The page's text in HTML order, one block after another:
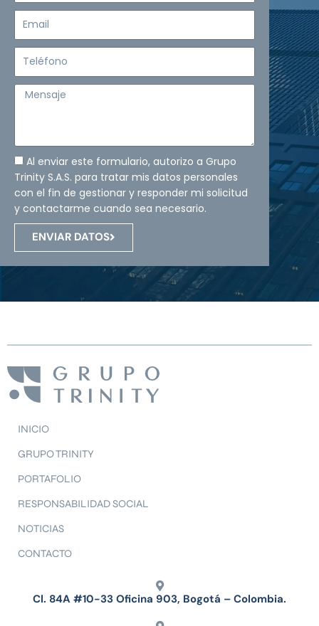
Mensaje
Al enviar este formulario, autorizo a Grupo
Trinity S.A.S. para tratar mis datos personales
con el fin de gestionar y responder mi solicitud
y contactarme cuando sea necesario.
ENVIAR DATOS
INICIO
GRUPO TRINITY
PORTAFOLIO
RESPONSABILIDAD SOCIAL
NOTICIAS
CONTACTO
Cl. 84A #10-33 Oficina 903, Bogotá – Colombia.